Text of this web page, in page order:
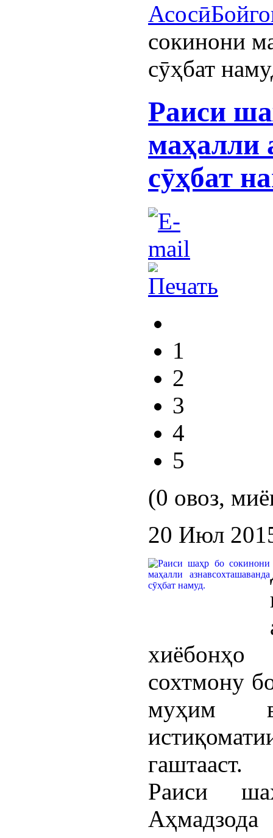
Асосӣ
сокинони
сӯҳбат
Раиси
маҳалли
сӯҳбат
1
2
3
4
5
(0 овоз,
20 Июл
сохтмону
муҳим
гаштааст.
Раиси